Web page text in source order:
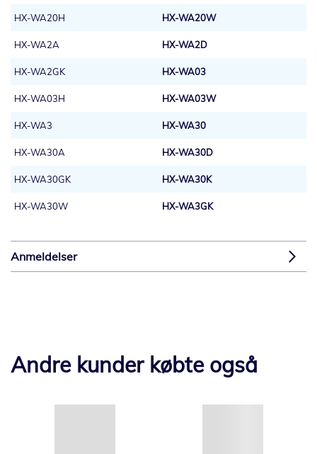
HX-WA20H HX-WA20W
HX-WA2A HX-WA2D
HX-WA2GK HX-WA03
HX-WA03H HX-WA03W
HX-WA3 HX-WA30
HX-WA30A HX-WA30D
HX-WA30GK HX-WA30K
HX-WA30W HX-WA3GK
Anmeldelser
Andre kunder købte også